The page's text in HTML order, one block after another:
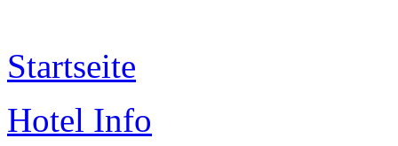
Startseite
Hotel Info